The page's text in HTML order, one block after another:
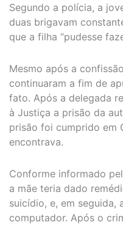
Segundo a polícia, a
duas brigavam
que a filha “pudesse
Mesmo após a
continuaram a fim de
fato. Após a delegada
à Justiça a prisão da
prisão foi cumprido em
encontrava.
Conforme informado
a mãe teria dado
suicídio, e, em seguida,
computador. Após o